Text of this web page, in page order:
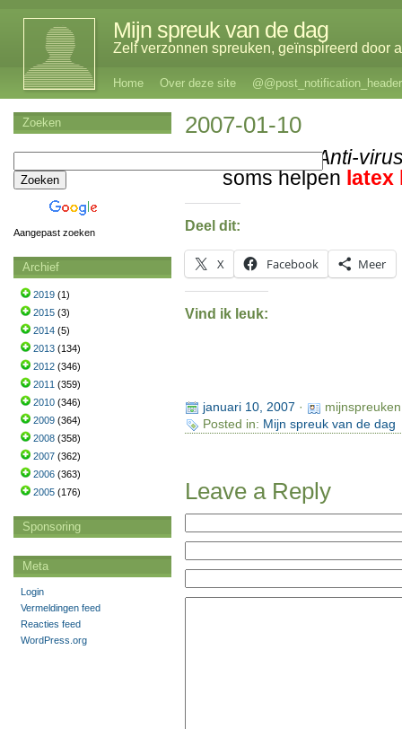
Mijn spreuk van de dag
Zelf verzonnen spreuken, geïnspireerd door
Home Over deze site @@post_notification_header
2007-01-10
Anti-
soms helpen
Deel dit:
X Facebook Meer
Vind ik leuk:
januari 10, 2007 ·
Posted in: Mijn spreuk van de dag
Leave a Reply
Zoeken
Aangepast zoeken
Archief
2019 (1)
2015 (3)
2014 (5)
2013 (134)
2012 (346)
2011 (359)
2010 (346)
2009 (364)
2008 (358)
2007 (362)
2006 (363)
2005 (176)
Sponsoring
Meta
Login
Vermeldingen feed
Reacties feed
WordPress.org